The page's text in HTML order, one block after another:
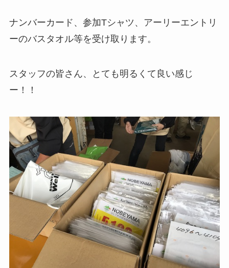
ナンバーカード、参加Tシャツ、アーリーエントリ
ーのバスタオル等を受け取ります。
スタッフの皆さん、とても明るくて良い感じ
ー！！